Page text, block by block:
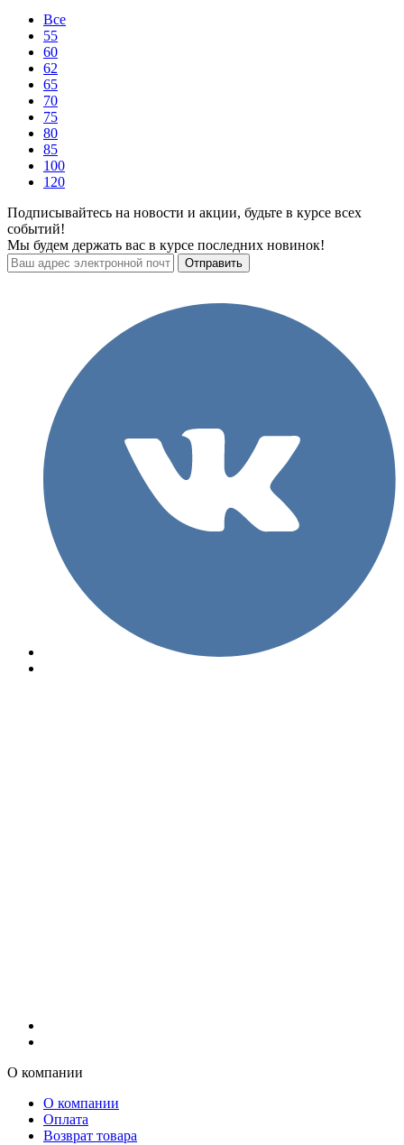
Все
55
60
62
65
70
75
80
85
100
120
Подписывайтесь на новости и акции, будьте в курсе всех
событий!
Мы будем держать вас в курсе последних новинок!
О компании
О компании
Оплата
Возврат товара